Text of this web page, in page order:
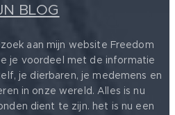
BLOG
aan mijn website Freedom
je voordeel met de informatie
je dierbaren, je medemens en
in onze wereld. Alles is nu
dient te zijn. het is nu een